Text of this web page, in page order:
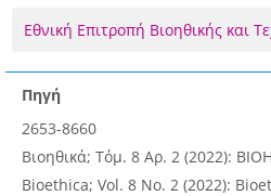
Εθνική Επιτροπή Βιοηθικής και
Πηγή
2653-8660
Βιοηθικά; Τόμ. 8 Αρ. 2 (2022):
Bioethica; Vol. 8 No. 2 (2022):